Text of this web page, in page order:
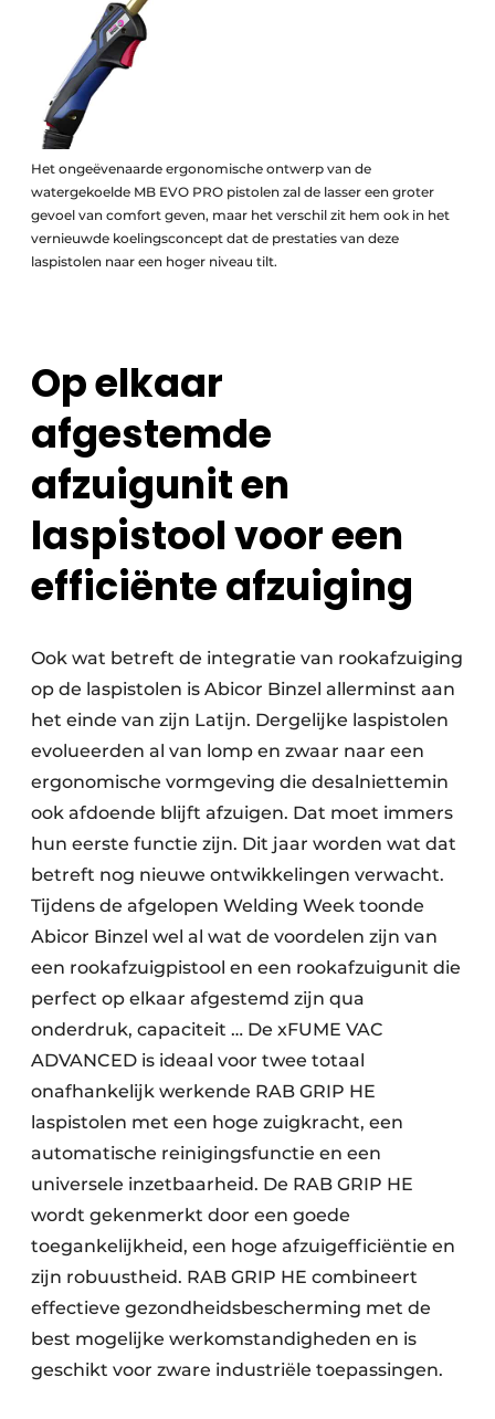
Het ongeëvenaarde ergonomische ontwerp van de
watergekoelde MB EVO PRO pistolen zal de lasser een groter
gevoel van comfort geven, maar het verschil zit hem ook in het
vernieuwde koelingsconcept dat de prestaties van deze
laspistolen naar een hoger niveau tilt.
Op elkaar
afgestemde
afzuigunit en
laspistool voor een
efficiënte afzuiging
Ook wat betreft de integratie van rookafzuiging
op de laspistolen is Abicor Binzel allerminst aan
het einde van zijn Latijn. Dergelijke laspistolen
evolueerden al van lomp en zwaar naar een
ergonomische vormgeving die desalniettemin
ook afdoende blijft afzuigen. Dat moet immers
hun eerste functie zijn. Dit jaar worden wat dat
betreft nog nieuwe ontwikkelingen verwacht.
Tijdens de afgelopen Welding Week toonde
Abicor Binzel wel al wat de voordelen zijn van
een rookafzuigpistool en een rookafzuigunit die
perfect op elkaar afgestemd zijn qua
onderdruk, capaciteit … De xFUME VAC
ADVANCED is ideaal voor twee totaal
onafhankelijk werkende RAB GRIP HE
laspistolen met een hoge zuigkracht, een
automatische reinigingsfunctie en een
universele inzetbaarheid. De RAB GRIP HE
wordt gekenmerkt door een goede
toegankelijkheid, een hoge afzuigefficiëntie en
zijn robuustheid. RAB GRIP HE combineert
effectieve gezondheidsbescherming met de
best mogelijke werkomstandigheden en is
geschikt voor zware industriële toepassingen.